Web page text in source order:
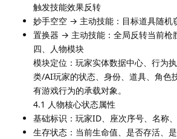
触发技能效果反转
妙手空空 → 主动技能：目标道具随机
置换器 → 主动技能：全局反转当前枪
四、人物模块
模块定位：玩家实体数据中心、行为
类/AI玩家的状态、身份、道具、角色
有游戏行为的承载对象。
4.1 人物核心状态属性
基础标识：玩家ID、座次序号、名称
生存状态：当前生命值、是否存活、